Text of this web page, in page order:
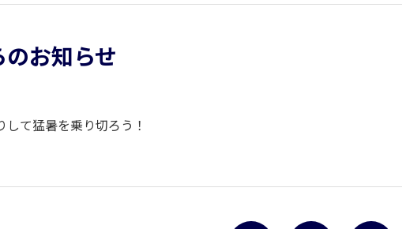
お知らせ
て猛暑を乗り切ろう！